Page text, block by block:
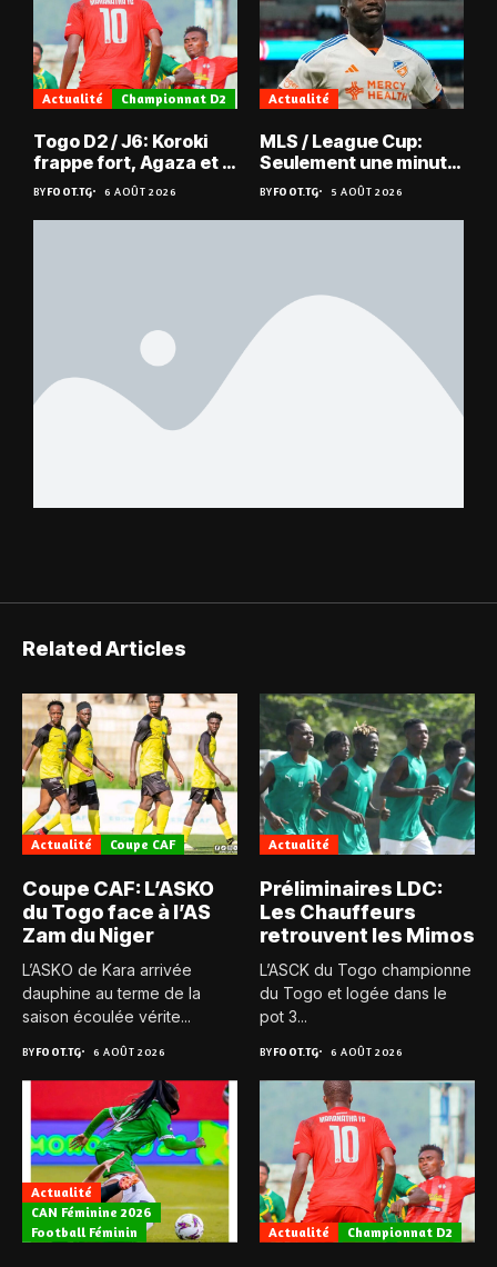
Actualité Championnat D2
Togo D2 / J6: Koroki
frappe fort, Agaza et la
JCA assurent,
suspense avant Sara
FC – Doumbé FC
BYFOOT.TG 6 AOÛT 2026
Actualité
MLS / League Cup:
Seulement une minute
de jeu pour Kévin
Denkey
BYFOOT.TG 5 AOÛT 2026
Related Articles
Actualité Coupe CAF
Coupe CAF: L’ASKO
du Togo face à l’AS
Zam du Niger
L’ASKO de Kara arrivée
dauphine au terme de la
saison écoulée vérite...
BYFOOT.TG 6 AOÛT 2026
Actualité
Préliminaires LDC:
Les Chauffeurs
retrouvent les Mimos
L’ASCK du Togo championne
du Togo et logée dans le
pot 3...
BYFOOT.TG 6 AOÛT 2026
Actualité
CAN Féminine 2026
Football Féminin
Actualité Championnat D2